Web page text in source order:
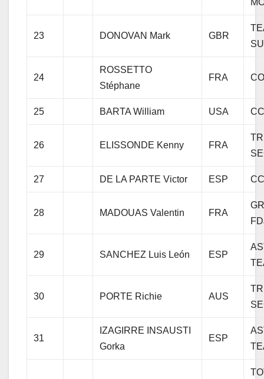
23 DONOVAN Mark GBR
24
ROSSETTO
Stéphane
FRA
25 BARTA William USA
26 ELISSONDE Kenny FRA
27 DE LA PARTE Victor ESP
28 MADOUAS Valentin FRA
29 SANCHEZ Luis León ESP
30 PORTE Richie AUS
31
IZAGIRRE INSAUSTI
Gorka
ESP